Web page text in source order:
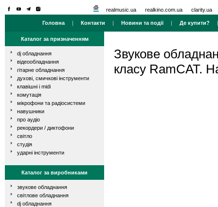
realmusic.ua realkino.com.ua clarity.ua
Головна | Контакти | Новини та події| Де купити?
Каталог за призначенням
dj обладнання
відеообладнання
гітарне обладнання
духові, смичкові інструменти
клавішні і midi
комутація
мікрофони та радіосистеми
навушники
про аудіо
рекордери / диктофони
світло
студія
ударні інструменти
Каталог за виробниками
звукове обладнання
світлове обладнання
dj обладнання
Звукове
класу RamCAT.